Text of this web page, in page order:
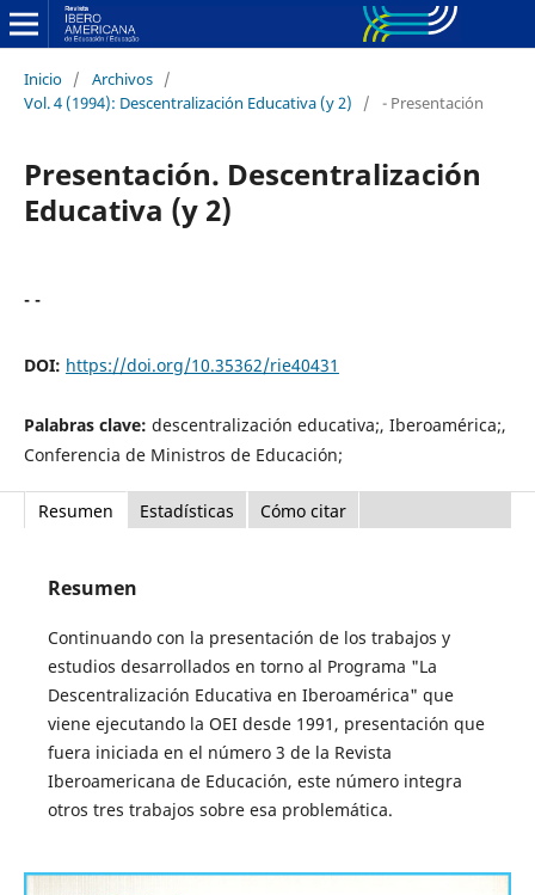
Inicio / Archivos /
Vol. 4 (1994): Descentralización Educativa (y 2)
/ - Presentación
Presentación. Descentralización
Educativa (y 2)
- -
DOI: https://doi.org/10.35362/rie40431
Palabras clave: descentralización educativa;, Iberoamérica;,
Conferencia de Ministros de Educación;
Resumen Estadísticas Cómo citar
Resumen
Continuando con la presentación de los trabajos y
estudios desarrollados en torno al Programa "La
Descentralización Educativa en Iberoamérica" que
viene ejecutando la OEI desde 1991, presentación que
fuera iniciada en el número 3 de la Revista
Iberoamericana de Educación, este número integra
otros tres trabajos sobre esa problemática.